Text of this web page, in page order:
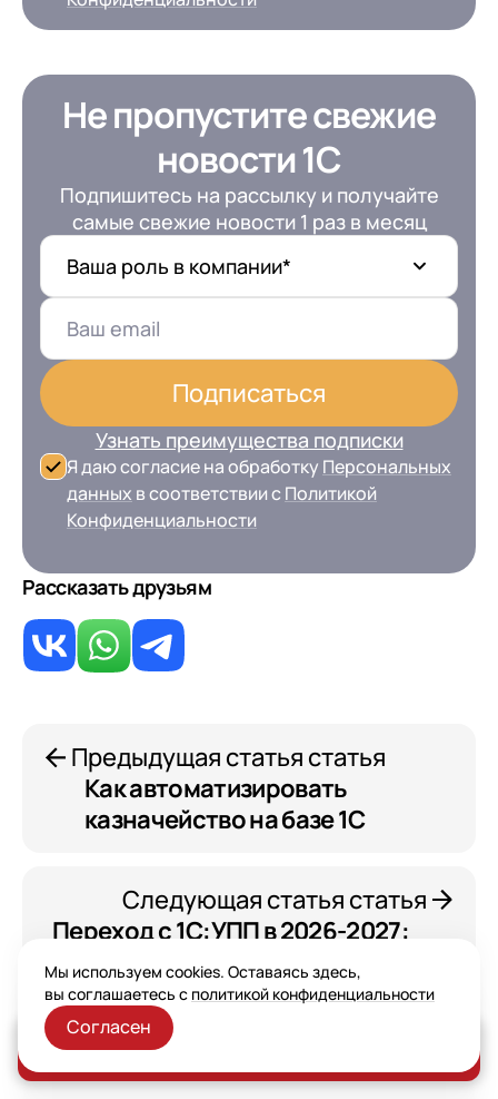
Не пропустите свежие
новости 1С
Подпишитесь на рассылку и получайте
самые свежие новости 1 раз в месяц
Ваша роль в компании*
Подписаться
Узнать преимущества подписки
Я даю согласие на обработку Персональных
данных в соответствии сПолитикой
Конфиденциальности
Рассказать друзьям
Предыдущая статья статья
Как автоматизировать
казначейство на базе 1С
Следующая статья статья
Переход с 1С:УПП в 2026-2027:
стратегия, тактика
и технические решения
Заказать консультацию
Мы используем cookies. Оставаясь здесь,
вы соглашаетесь с политикой конфиденциальности
Согласен